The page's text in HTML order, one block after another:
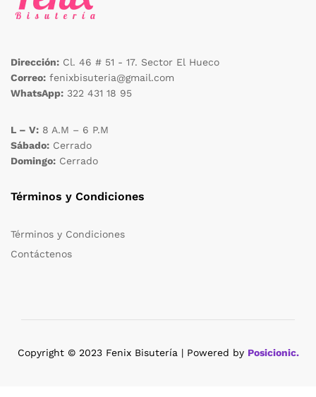
Dirección: Cl. 46 # 51 - 17. Sector El Hueco
Correo: fenixbisuteria@gmail.com
WhatsApp: 322 431 18 95
L – V: 8 A.M – 6 P.M
Sábado: Cerrado
Domingo: Cerrado
Términos y Condiciones
Términos y Condiciones
Contáctenos
Copyright © 2023 Fenix Bisutería | Powered by Posicionic.